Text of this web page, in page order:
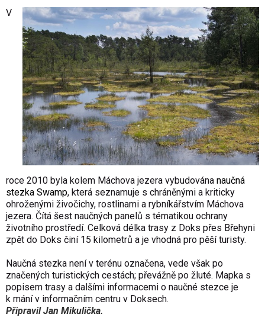
V
roce 2010 byla kolem Máchova jezera vybudována naučná
stezka Swamp, která seznamuje s chráněnými a kriticky
ohroženými živočichy, rostlinami a rybníkářstvím Máchova
jezera. Čítá šest naučných panelů s tématikou ochrany
životního prostředí. Celková délka trasy z Doks přes Břehyni
zpět do Doks činí 15 kilometrů a je vhodná pro pěší turisty.
Naučná stezka není v terénu označena, vede však po
značených turistických cestách; převážně po žluté. Mapka s
popisem trasy a dalšími informacemi o naučné stezce je
k mání v informačním centru v Doksech.
Připravil Jan Mikulička.